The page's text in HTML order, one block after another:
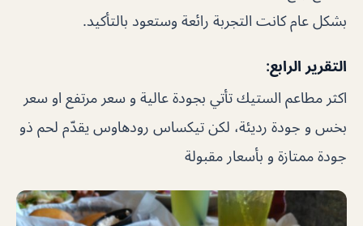
بشكل عام كانت التجربة رائعة وستعود بالتأكيد.
التقرير الرابع:
اكثر مطاعم الستيك تأتي بجودة عالية و سعر مرتفع او سعر
بخس و جودة رديئة، لكن تيكساس رودهاوس يقدّم لحم ذو
جودة ممتازة و بأسعار مقبولة